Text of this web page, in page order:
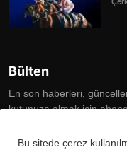
Bülten
En son haberleri,
kutunuza almak için
Bu sitede çerez